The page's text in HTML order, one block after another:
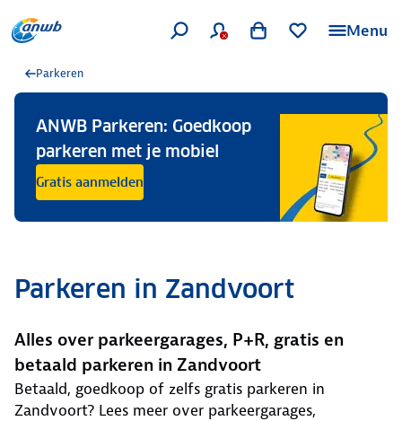
Menu
Parkeren
ANWB Parkeren: Goedkoop
parkeren met je mobiel
Gratis aanmelden
Parkeren in Zandvoort
Alles over parkeergarages, P+R, gratis en
betaald parkeren in Zandvoort
Betaald, goedkoop of zelfs gratis parkeren in
Zandvoort? Lees meer over parkeergarages,